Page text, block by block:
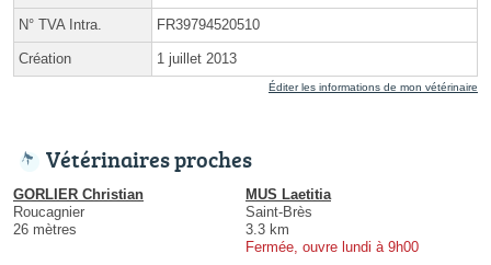
N° TVA Intra. FR39794520510
Création 1 juillet 2013
Éditer les informations de mon vétérinaire
Vétérinaires proches
GORLIER Christian
Roucagnier
26 mètres
MUS Laetitia
Saint-Brès
3.3 km
Fermée, ouvre lundi à 9h00